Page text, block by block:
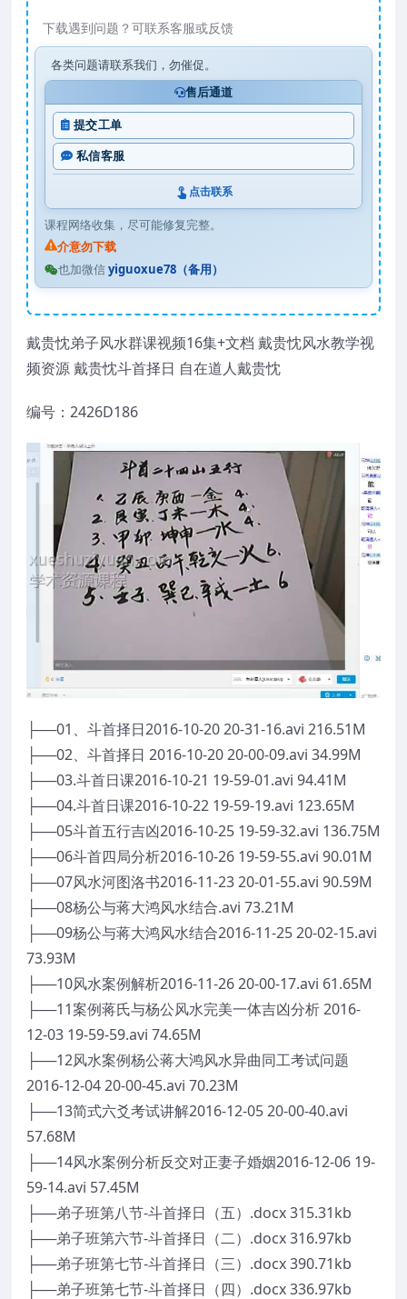
下载遇到问题？可联系客服或反馈
各类问题请联系我们，勿催促。
售后通道
提交工单
私信客服
点击联系
课程网络收集，尽可能修复完整。
介意勿下载
也加微信yiguoxue78（备用）
戴贵忱弟子风水群课视频16集+文档 戴贵忱风水教学视
频资源 戴贵忱斗首择日 自在道人戴贵忱
编号：2426D186
├──01、斗首择日2016-10-20 20-31-16.avi 216.51M
├──02、斗首择日 2016-10-20 20-00-09.avi 34.99M
├──03.斗首日课2016-10-21 19-59-01.avi 94.41M
├──04.斗首日课2016-10-22 19-59-19.avi 123.65M
├──05斗首五行吉凶2016-10-25 19-59-32.avi 136.75M
├──06斗首四局分析2016-10-26 19-59-55.avi 90.01M
├──07风水河图洛书2016-11-23 20-01-55.avi 90.59M
├──08杨公与蒋大鸿风水结合.avi 73.21M
├──09杨公与蒋大鸿风水结合2016-11-25 20-02-15.avi
73.93M
├──10风水案例解析2016-11-26 20-00-17.avi 61.65M
├──11案例蒋氏与杨公风水完美一体吉凶分析 2016-
12-03 19-59-59.avi 74.65M
├──12风水案例杨公蒋大鸿风水异曲同工考试问题
2016-12-04 20-00-45.avi 70.23M
├──13简式六爻考试讲解2016-12-05 20-00-40.avi
57.68M
├──14风水案例分析反交对正妻子婚姻2016-12-06 19-
59-14.avi 57.45M
├──弟子班第八节-斗首择日（五）.docx 315.31kb
├──弟子班第六节-斗首择日（二）.docx 316.97kb
├──弟子班第七节-斗首择日（三）.docx 390.71kb
├──弟子班第七节-斗首择日（四）.docx 336.97kb